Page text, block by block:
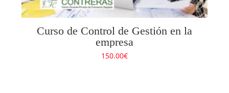
Curso de Control de Gestión en la
empresa
150.00€